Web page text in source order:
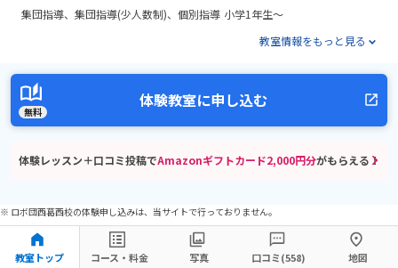
集団指導 集団指導(少人数制) 個別指導 小学1年生～
教室情報をもっと見る
無料
体験教室に申し込む
体験レッスン＋口コミ投稿でAmazonギフトカード2,000円分がもらえる！
※ ロボ団西葛西校の体験申し込みは、当サイトで行っておりません。
教室トップ コース・料金 写真 口コミ(558) 地図